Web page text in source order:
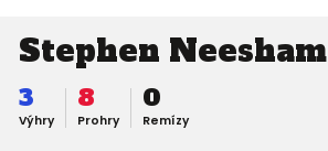
Stephen Neesham
Výhry
3
Prohry
8
Remízy
0